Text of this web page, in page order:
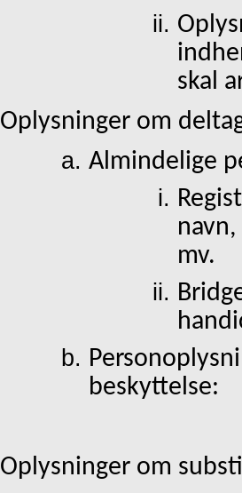
skal
Oplysninger om
Almindelige
mv.
beskyttelse:
Oplysninger om